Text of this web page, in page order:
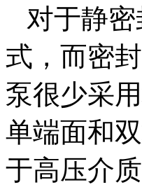
对于静密
式，而密
泵很少采
单端面和
于高压介